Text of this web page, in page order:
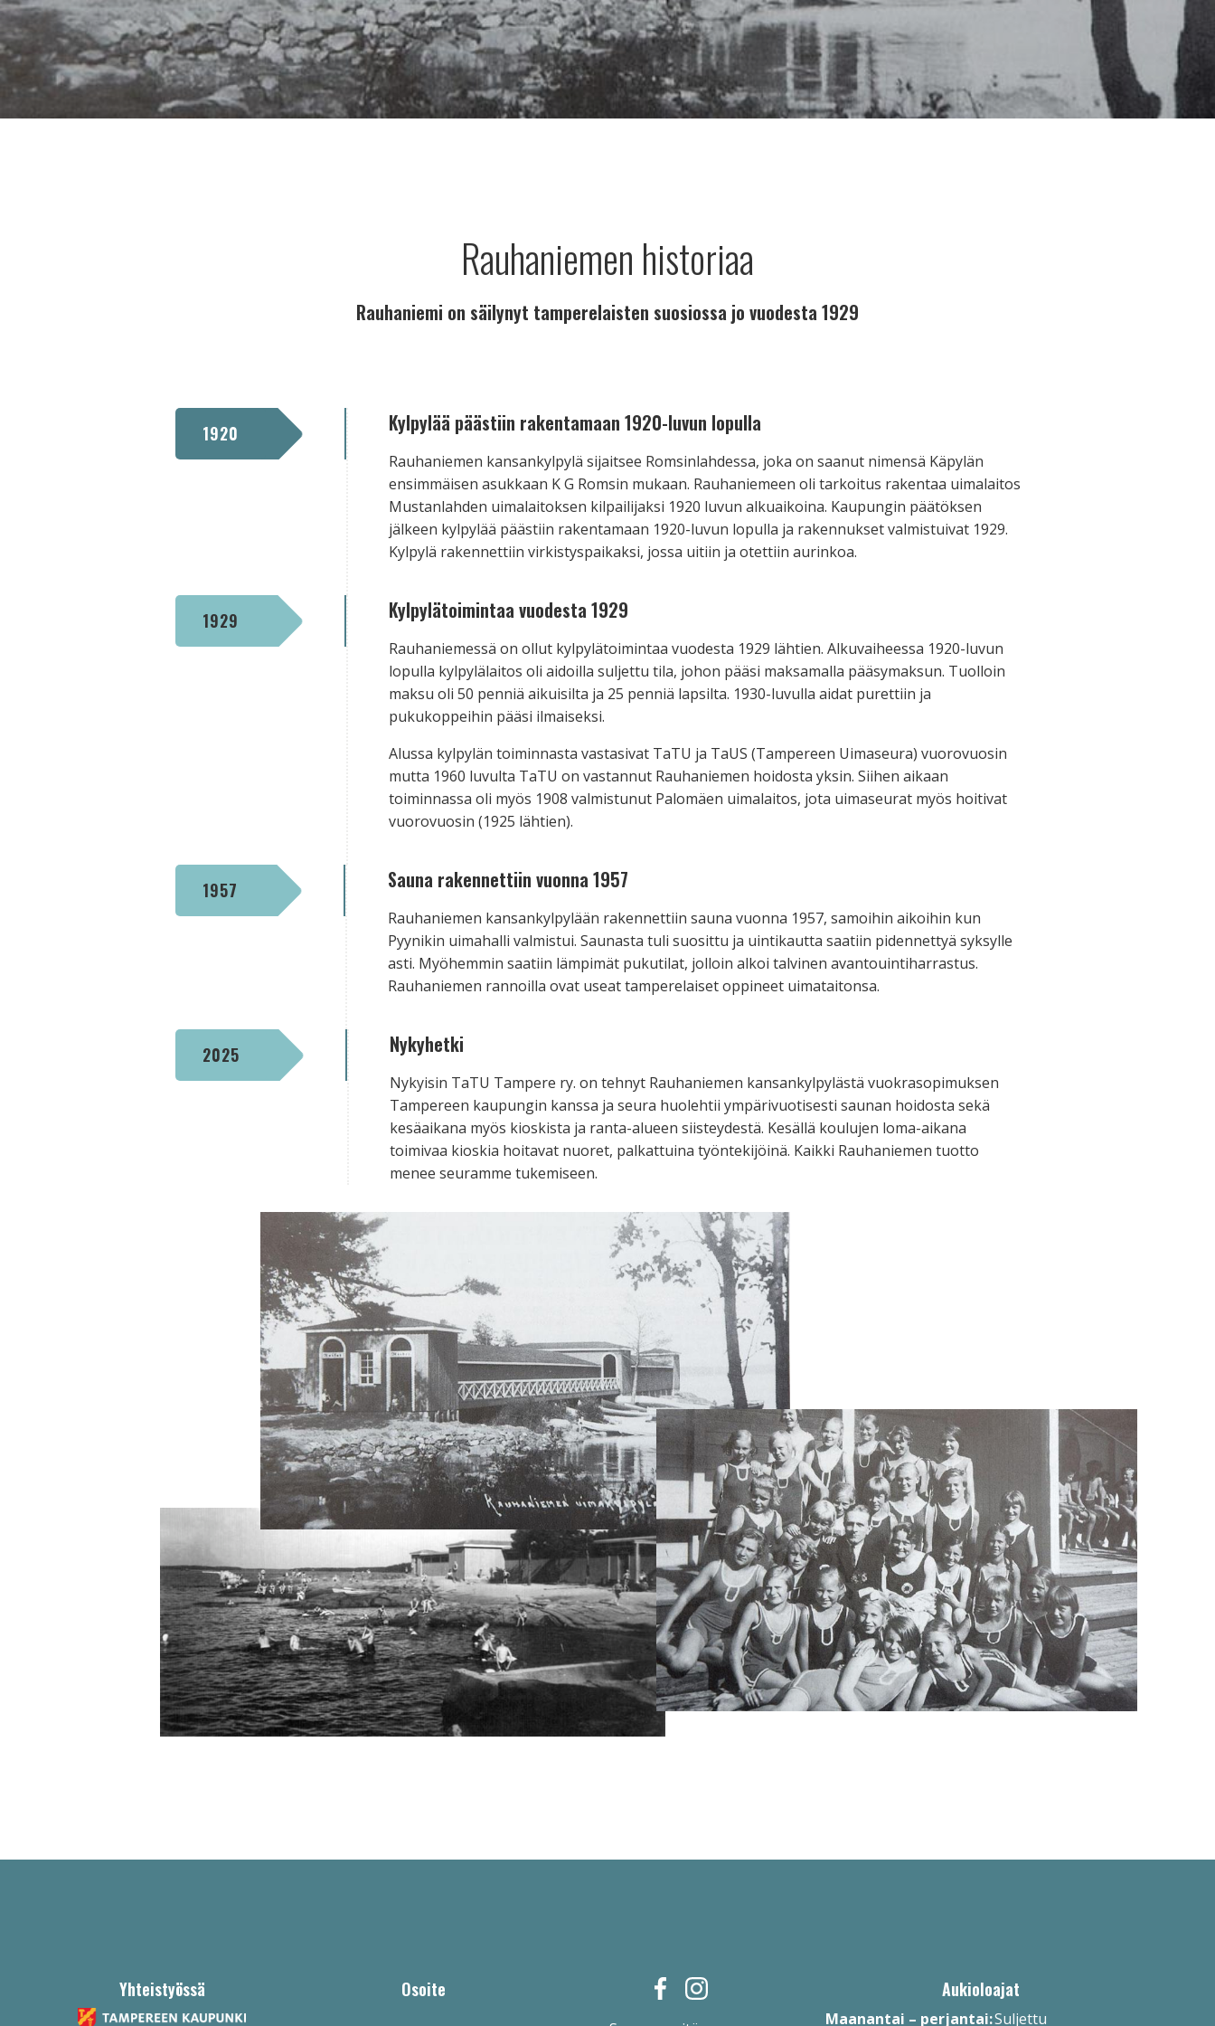
Rauhaniemen historiaa
Rauhaniemi on säilynyt tamperelaisten suosiossa jo vuodesta 1929
1920 Kylpylää päästiin rakentamaan 1920-luvun lopulla
Rauhaniemen kansankylpylä sijaitsee Romsinlahdessa, joka on saanut nimensä Käpylän
ensimmäisen asukkaan K G Romsin mukaan. Rauhaniemeen oli tarkoitus rakentaa uimalaitos
Mustanlahden uimalaitoksen kilpailijaksi 1920 luvun alkuaikoina. Kaupungin päätöksen
jälkeen kylpylää päästiin rakentamaan 1920-luvun lopulla ja rakennukset valmistuivat 1929.
Kylpylä rakennettiin virkistyspaikaksi, jossa uitiin ja otettiin aurinkoa.
1929 Kylpylätoimintaa vuodesta 1929
Rauhaniemessä on ollut kylpylätoimintaa vuodesta 1929 lähtien. Alkuvaiheessa 1920-luvun
lopulla kylpylälaitos oli aidoilla suljettu tila, johon pääsi maksamalla pääsymaksun. Tuolloin
maksu oli 50 penniä aikuisilta ja 25 penniä lapsilta. 1930-luvulla aidat purettiin ja
pukukoppeihin pääsi ilmaiseksi.
Alussa kylpylän toiminnasta vastasivat TaTU ja TaUS (Tampereen Uimaseura) vuorovuosin
mutta 1960 luvulta TaTU on vastannut Rauhaniemen hoidosta yksin. Siihen aikaan
toiminnassa oli myös 1908 valmistunut Palomäen uimalaitos, jota uimaseurat myös hoitivat
vuorovuosin (1925 lähtien).
1957 Sauna rakennettiin vuonna 1957
Rauhaniemen kansankylpylään rakennettiin sauna vuonna 1957, samoihin aikoihin kun
Pyynikin uimahalli valmistui. Saunasta tuli suosittu ja uintikautta saatiin pidennettyä syksylle
asti. Myöhemmin saatiin lämpimät pukutilat, jolloin alkoi talvinen avantouintiharrastus.
Rauhaniemen rannoilla ovat useat tamperelaiset oppineet uimataitonsa.
2025 Nykyhetki
Nykyisin TaTU Tampere ry. on tehnyt Rauhaniemen kansankylpylästä vuokrasopimuksen
Tampereen kaupungin kanssa ja seura huolehtii ympärivuotisesti saunan hoidosta sekä
kesäaikana myös kioskista ja ranta-alueen siisteydestä. Kesällä koulujen loma-aikana
toimivaa kioskia hoitavat nuoret, palkattuina työntekijöinä. Kaikki Rauhaniemen tuotto
menee seuramme tukemiseen.
Yhteistyössä Osoite Aukioloajat
Maanantai – perjantai:Suljettu